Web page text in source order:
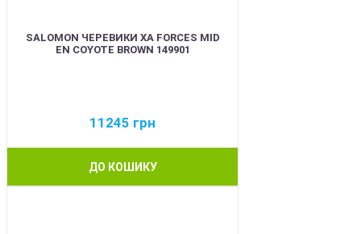
SALOMON ЧЕРЕВИКИ XA FORCES MID
EN COYOTE BROWN 149901
11245 грн
ДО КОШИКУ